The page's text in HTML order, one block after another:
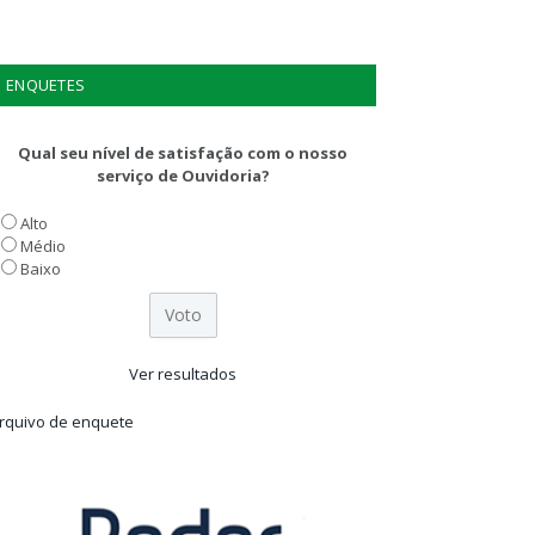
ENQUETES
Qual seu nível de satisfação com o nosso
serviço de Ouvidoria?
Alto
Médio
Baixo
Ver resultados
de enquete